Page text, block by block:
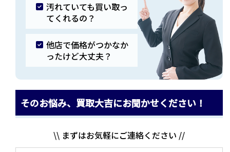
汚れていても買い取っ
てくれるの？
他店で価格がつかなか
ったけど大丈夫？
そのお悩み、買取大吉にお聞かせください！